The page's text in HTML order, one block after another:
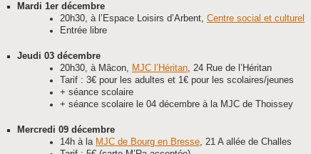
Mardi 1er décembre
20h30, à l’Espace Loisirs d’Arbent, Centre social et culturel
Entrée libre
Jeudi 03 décembre
20h30, à Mâcon,
MJC l’Héritan , 24 Rue de l’Héritan
Tarif : 3€ pour les adultes et 1€ pour les scolaires/jeunes
+ séance scolaire
+ séance scolaire le 04 décembre à la MJC de Thoissey
Mercredi 09 décembre
14h à la MJC de Bourg en Bresse , 21 A allée de Challes